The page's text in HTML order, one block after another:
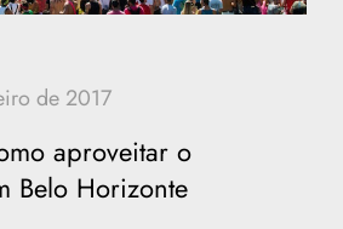
aproveitar o
Belo Horizonte